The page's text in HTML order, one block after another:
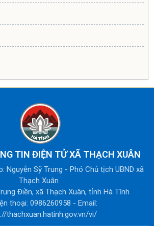
TIN ĐIỆN TỬ XÃ THẠCH XUÂN
Nguyễn Sỹ Trung - Phó Chủ tịch UBND xã
Thạch Xuân
Điền, xã Thạch Xuân, tỉnh Hà Tĩnh
thoại: 0986260958 - Email:
thachxuan.hatinh.gov.vn/vi/